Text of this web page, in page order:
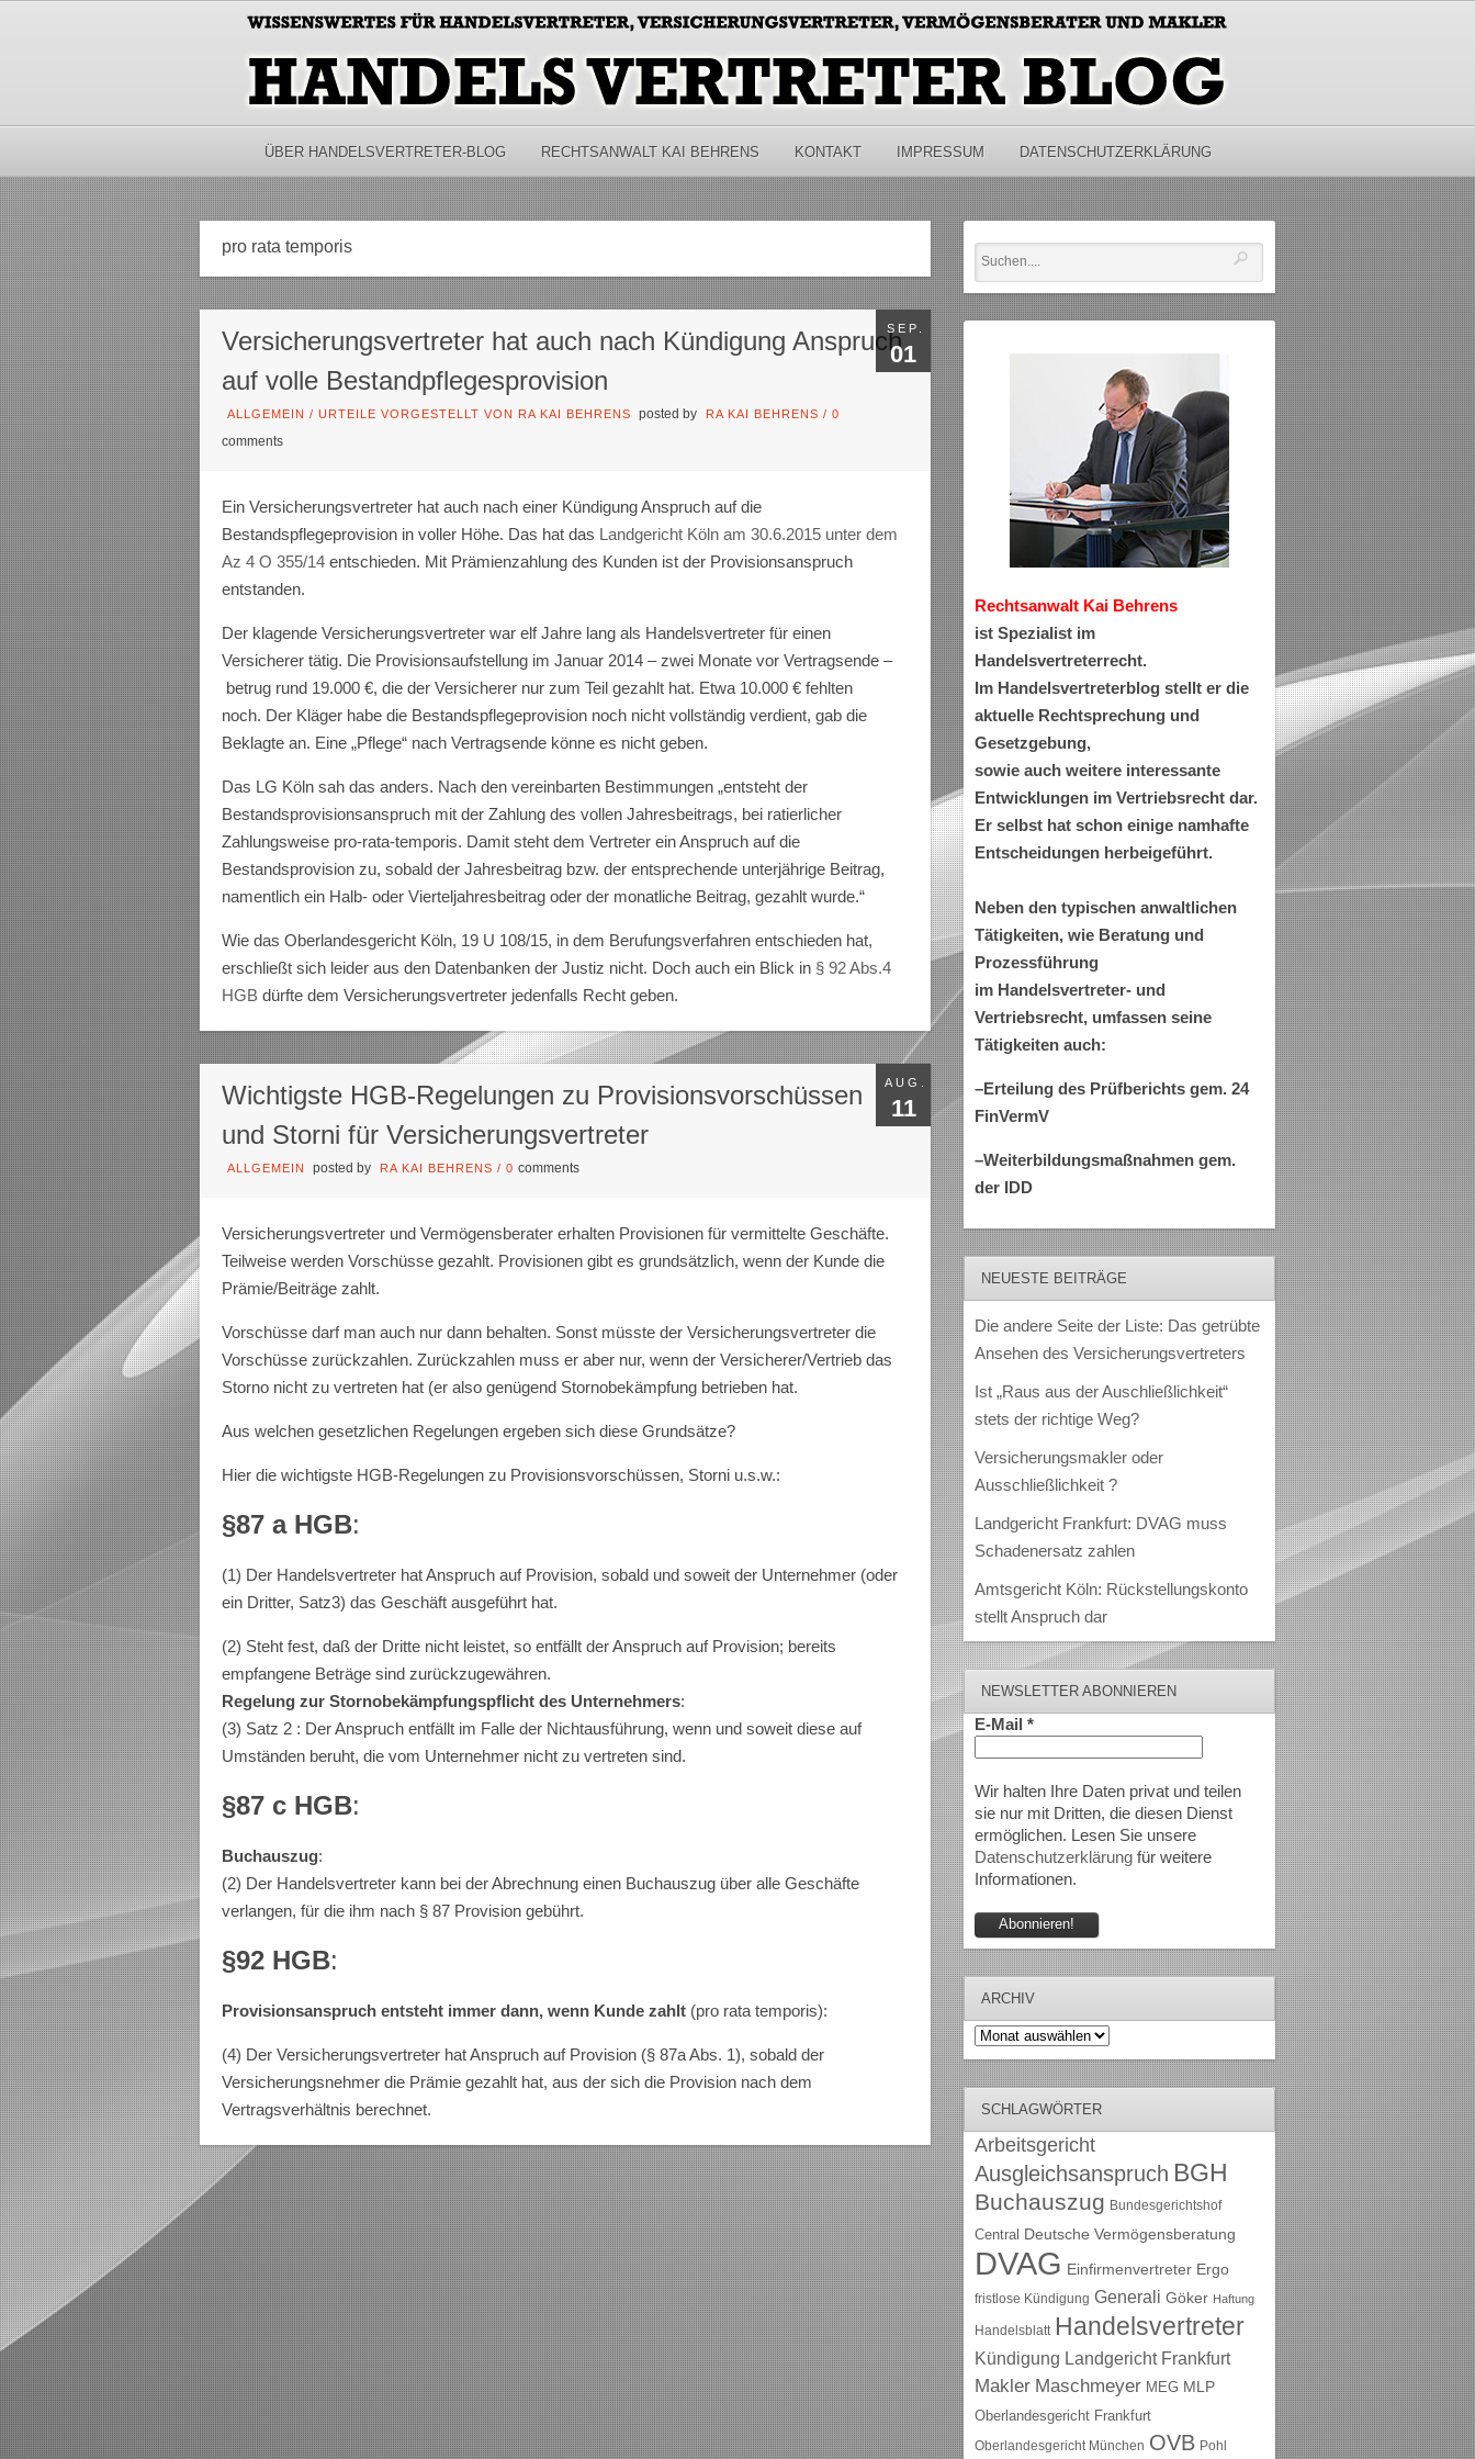
ÜBER HANDELSVERTRETER-BLOG RECHTSANWALT KAI BEHRENS KONTAKT IMPRESSUM DATENSCHUTZERKLÄRUNG
pro rata temporis
SEP.
01
Versicherungsvertreter hat auch nach Kündigung Anspruch
auf volle Bestandpflegesprovision
ALLGEMEIN / URTEILE VORGESTELLT VON RA KAI BEHRENS posted by RA KAI BEHRENS / 0
comments
Ein Versicherungsvertreter hat auch nach einer Kündigung Anspruch auf die
Bestandspflegeprovision in voller Höhe. Das hat das Landgericht Köln am 30.6.2015 unter dem
Az 4 O 355/14 entschieden. Mit Prämienzahlung des Kunden ist der Provisionsanspruch
entstanden.
Der klagende Versicherungsvertreter war elf Jahre lang als Handelsvertreter für einen
Versicherer tätig. Die Provisionsaufstellung im Januar 2014 – zwei Monate vor Vertragsende –
betrug rund 19.000 €, die der Versicherer nur zum Teil gezahlt hat. Etwa 10.000 € fehlten
noch. Der Kläger habe die Bestandspflegeprovision noch nicht vollständig verdient, gab die
Beklagte an. Eine „Pflege“ nach Vertragsende könne es nicht geben.
Das LG Köln sah das anders. Nach den vereinbarten Bestimmungen „entsteht der
Bestandsprovisionsanspruch mit der Zahlung des vollen Jahresbeitrags, bei ratierlicher
Zahlungsweise pro-rata-temporis. Damit steht dem Vertreter ein Anspruch auf die
Bestandsprovision zu, sobald der Jahresbeitrag bzw. der entsprechende unterjährige Beitrag,
namentlich ein Halb- oder Vierteljahresbeitrag oder der monatliche Beitrag, gezahlt wurde.“
Wie das Oberlandesgericht Köln, 19 U 108/15, in dem Berufungsverfahren entschieden hat,
erschließt sich leider aus den Datenbanken der Justiz nicht. Doch auch ein Blick in § 92 Abs.4
HGB dürfte dem Versicherungsvertreter jedenfalls Recht geben.
AUG.
11
Wichtigste HGB-Regelungen zu Provisionsvorschüssen
und Storni für Versicherungsvertreter
ALLGEMEIN posted by RA KAI BEHRENS / 0 comments
Versicherungsvertreter und Vermögensberater erhalten Provisionen für vermittelte Geschäfte.
Teilweise werden Vorschüsse gezahlt. Provisionen gibt es grundsätzlich, wenn der Kunde die
Prämie/Beiträge zahlt.
Vorschüsse darf man auch nur dann behalten. Sonst müsste der Versicherungsvertreter die
Vorschüsse zurückzahlen. Zurückzahlen muss er aber nur, wenn der Versicherer/Vertrieb das
Storno nicht zu vertreten hat (er also genügend Stornobekämpfung betrieben hat.
Aus welchen gesetzlichen Regelungen ergeben sich diese Grundsätze?
Hier die wichtigste HGB-Regelungen zu Provisionsvorschüssen, Storni u.s.w.:
§87 a HGB:
(1) Der Handelsvertreter hat Anspruch auf Provision, sobald und soweit der Unternehmer (oder
ein Dritter, Satz3) das Geschäft ausgeführt hat.
(2) Steht fest, daß der Dritte nicht leistet, so entfällt der Anspruch auf Provision; bereits
empfangene Beträge sind zurückzugewähren.
Regelung zur Stornobekämpfungspflicht des Unternehmers:
(3) Satz 2 : Der Anspruch entfällt im Falle der Nichtausführung, wenn und soweit diese auf
Umständen beruht, die vom Unternehmer nicht zu vertreten sind.
§87 c HGB:
Buchauszug:
(2) Der Handelsvertreter kann bei der Abrechnung einen Buchauszug über alle Geschäfte
verlangen, für die ihm nach § 87 Provision gebührt.
§92 HGB:
Provisionsanspruch entsteht immer dann, wenn Kunde zahlt (pro rata temporis):
(4) Der Versicherungsvertreter hat Anspruch auf Provision (§ 87a Abs. 1), sobald der
Versicherungsnehmer die Prämie gezahlt hat, aus der sich die Provision nach dem
Vertragsverhältnis berechnet.
Rechtsanwalt Kai Behrens
ist Spezialist im
Handelsvertreterrecht.
Im Handelsvertreterblog stellt er die
aktuelle Rechtsprechung und
Gesetzgebung,
sowie auch weitere interessante
Entwicklungen im Vertriebsrecht dar.
Er selbst hat schon einige namhafte
Entscheidungen herbeigeführt.
Neben den typischen anwaltlichen
Tätigkeiten, wie Beratung und
Prozessführung
im Handelsvertreter- und
Vertriebsrecht, umfassen seine
Tätigkeiten auch:
–Erteilung des Prüfberichts gem. 24
FinVermV
–Weiterbildungsmaßnahmen gem.
der IDD
NEUESTE BEITRÄGE
Die andere Seite der Liste: Das getrübte
Ansehen des Versicherungsvertreters
Ist „Raus aus der Auschließlichkeit“
stets der richtige Weg?
Versicherungsmakler oder
Ausschließlichkeit ?
Landgericht Frankfurt: DVAG muss
Schadenersatz zahlen
Amtsgericht Köln: Rückstellungskonto
stellt Anspruch dar
NEWSLETTER ABONNIEREN
E-Mail *
Wir halten Ihre Daten privat und teilen
sie nur mit Dritten, die diesen Dienst
ermöglichen. Lesen Sie unsere
Datenschutzerklärungfür weitere
Informationen.
ARCHIV
Archiv
SCHLAGWÖRTER
Arbeitsgericht
Ausgleichsanspruch BGH
Buchauszug Bundesgerichtshof
Central Deutsche Vermögensberatung
DVAG Einfirmenvertreter Ergo
fristlose Kündigung Generali Göker Haftung
Handelsblatt Handelsvertreter
Kündigung Landgericht Frankfurt
Makler Maschmeyer MEG MLP
Oberlandesgericht Frankfurt
Oberlandesgericht München OVB Pohl